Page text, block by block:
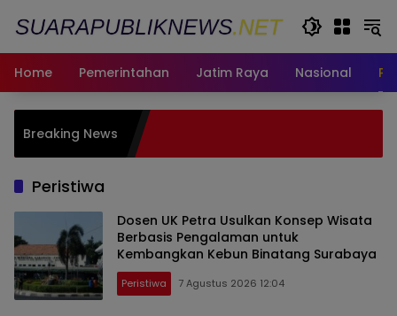
Home
Pemerintahan Jatim Raya Nasional
Breaking News
Fasum
Peristiwa
Dosen UK Petra Usulkan Konsep Wisata
Berbasis Pengalaman untuk
Kembangkan Kebun Binatang Surabaya
Peristiwa 7 Agustus 2026 12:04